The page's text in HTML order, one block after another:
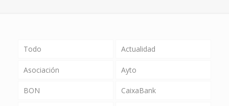
Todo Actualidad
Asociación Ayto
BON CaixaBank